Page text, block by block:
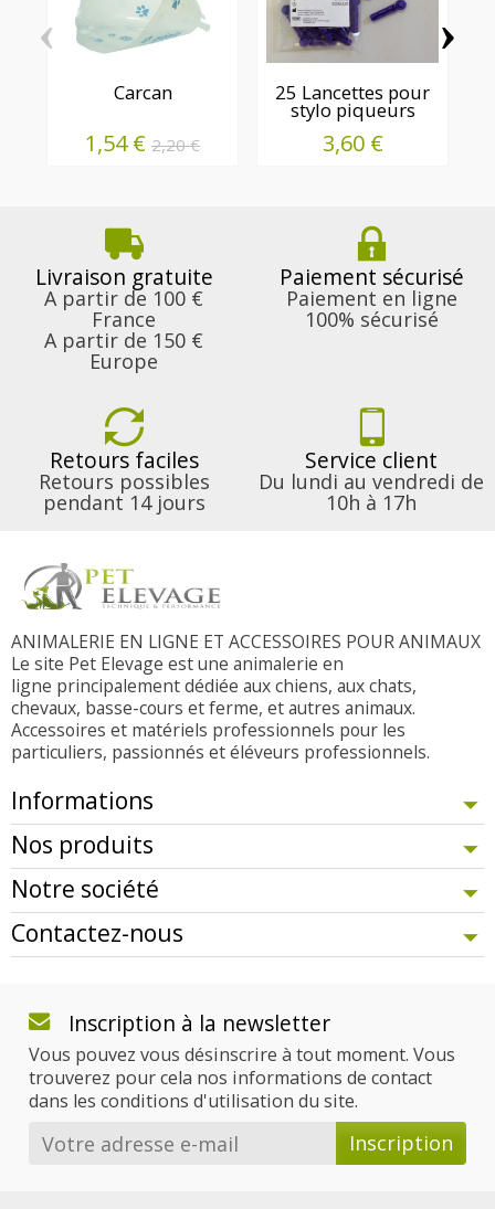
Carcan
1,54 € 2,20 €
25 Lancettes pour
stylo piqueurs
3,60 €
‹ ›
Livraison gratuite
A partir de 100 €
France
A partir de 150 €
Europe
Paiement sécurisé
Paiement en ligne
100% sécurisé
Retours faciles
Retours possibles
pendant 14 jours
Service client
Du lundi au vendredi de
10h à 17h
ANIMALERIE EN LIGNE ET ACCESSOIRES POUR ANIMAUX
Le site Pet Elevage est une animalerie en
ligne principalement dédiée aux chiens, aux chats,
chevaux, basse-cours et ferme, et autres animaux.
Accessoires et matériels professionnels pour les
particuliers, passionnés et éléveurs professionnels.
Informations
Nos produits
Notre société
Contactez-nous
Inscription à la newsletter
Vous pouvez vous désinscrire à tout moment. Vous
trouverez pour cela nos informations de contact
dans les conditions d'utilisation du site.